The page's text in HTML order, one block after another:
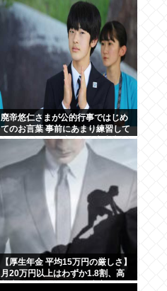
廃帝悠仁さまが公的行事ではじめ
てのお言葉 事前にあまり練習して
ないっぽい。滑舌悪いし大丈夫な
【厚生年金 平均15万円の厳しさ】
月20万円以上はわずか1.8割、高
齢夫婦は毎月4.2万円の赤字に